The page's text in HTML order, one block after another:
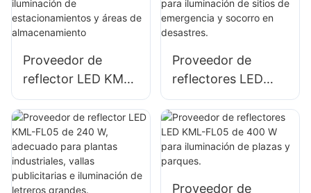
e iluminación de
espacios abiertos.
iluminación de
obras de
Proveedor de
reflector LED KML-
FL05 de 150 W
para iluminación de
estacionamientos y
áreas de
almacenamiento
Proveedor de
reflectores LED
KML-FL05 de 200
W para iluminación
de sitios de
emergencia y
Proveedor de